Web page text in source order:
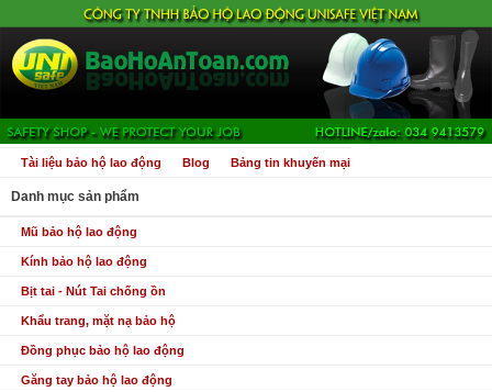
Tài liệu bảo hộ lao động Blog Bảng tin khuyến mại
Danh mục sản phẩm
Mũ bảo hộ lao động
Kính bảo hộ lao động
Bịt tai - Nút Tai chống ồn
Khẩu trang, mặt nạ bảo hộ
Đồng phục bảo hộ lao động
Găng tay bảo hộ lao động